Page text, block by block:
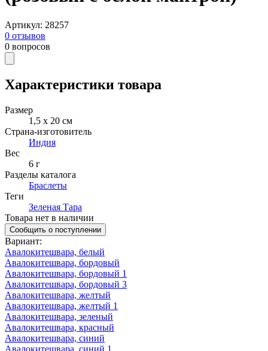
Артикул: 28257
0 отзывов
0 вопросов
Характеристики товара
Размер
1,5 х 20 см
Страна-изготовитель
Индия
Вес
6 г
Разделы каталога
Браслеты
Теги
Зеленая Тара
Товара нет в наличии
Сообщить о поступлении
Вариант:
Авалокитешвара, белый
Авалокитешвара, бордовый
Авалокитешвара, бордовый 1
Авалокитешвара, бордовый 3
Авалокитешвара, желтый
Авалокитешвара, желтый 1
Авалокитешвара, зеленый
Авалокитешвара, красный
Авалокитешвара, синий
Авалокитешвара, синий 1